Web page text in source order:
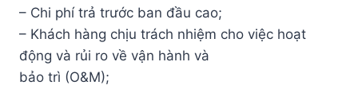
– Chi phí trả trước ban đầu cao;
– Khách hàng chịu trách nhiệm cho việc hoạt
động và rủi ro về vận hành và
bảo trì (O&M);